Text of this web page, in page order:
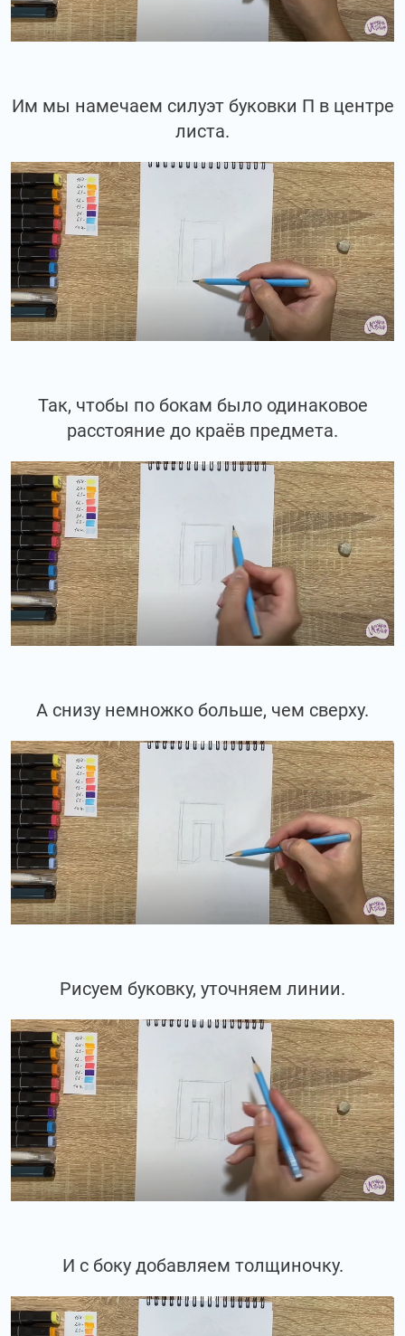
Им мы намечаем силуэт буковки П в центре
листа.
Так, чтобы по бокам было одинаковое
расстояние до краёв предмета.
А снизу немножко больше, чем сверху.
Рисуем буковку, уточняем линии.
И с боку добавляем толщиночку.